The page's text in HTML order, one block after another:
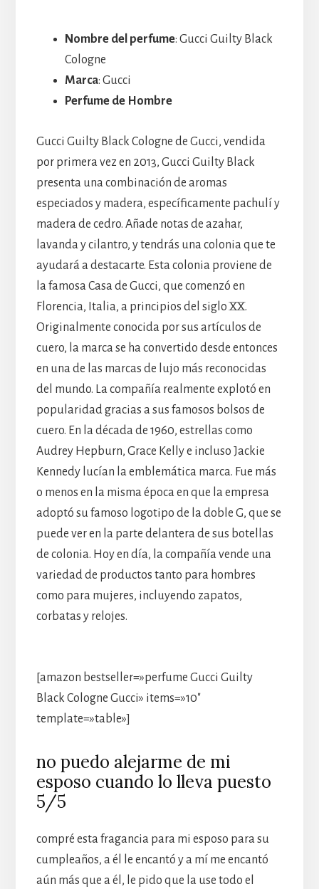
Nombre del perfume: Gucci Guilty Black
Cologne
Marca: Gucci
Perfume de Hombre
Gucci Guilty Black Cologne de Gucci, vendida
por primera vez en 2013, Gucci Guilty Black
presenta una combinación de aromas
especiados y madera, específicamente pachulí y
madera de cedro. Añade notas de azahar,
lavanda y cilantro, y tendrás una colonia que te
ayudará a destacarte. Esta colonia proviene de
la famosa Casa de Gucci, que comenzó en
Florencia, Italia, a principios del siglo XX.
Originalmente conocida por sus artículos de
cuero, la marca se ha convertido desde entonces
en una de las marcas de lujo más reconocidas
del mundo. La compañía realmente explotó en
popularidad gracias a sus famosos bolsos de
cuero. En la década de 1960, estrellas como
Audrey Hepburn, Grace Kelly e incluso Jackie
Kennedy lucían la emblemática marca. Fue más
o menos en la misma época en que la empresa
adoptó su famoso logotipo de la doble G, que se
puede ver en la parte delantera de sus botellas
de colonia. Hoy en día, la compañía vende una
variedad de productos tanto para hombres
como para mujeres, incluyendo zapatos,
corbatas y relojes.
[amazon bestseller=»perfume Gucci Guilty
Black Cologne Gucci» items=»10″
template=»table»]
no puedo alejarme de mi
esposo cuando lo lleva puesto
5/5
compré esta fragancia para mi esposo para su
cumpleaños, a él le encantó y a mí me encantó
aún más que a él, le pido que la use todo el